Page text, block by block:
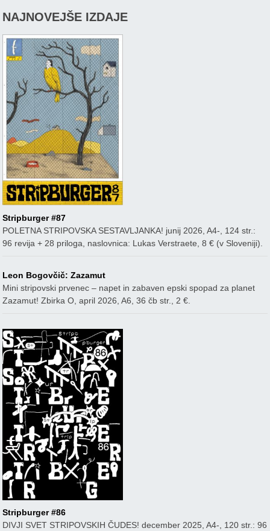
NAJNOVEJŠE IZDAJE
Stripburger #87
POLETNA STRIPOVSKA SESTAVLJANKA! junij 2026, A4-, 124 str.:
96 revija + 28 priloga, naslovnica: Lukas Verstraete, 8 € (v Sloveniji).
Leon Bogovčič: Zazamut
Mini stripovski prvenec – napet in zabaven epski spopad za planet
Zazamut! Zbirka O, april 2026, A6, 36 čb str., 2 €.
Stripburger #86
DIVJI SVET STRIPOVSKIH ČUDES! december 2025, A4-, 120 str.: 96